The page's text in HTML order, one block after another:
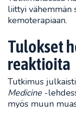
liittyi vähemmän
kemoterapiaan.
Tulokset
reaktioita
Tutkimus
Medicine-
myös muun